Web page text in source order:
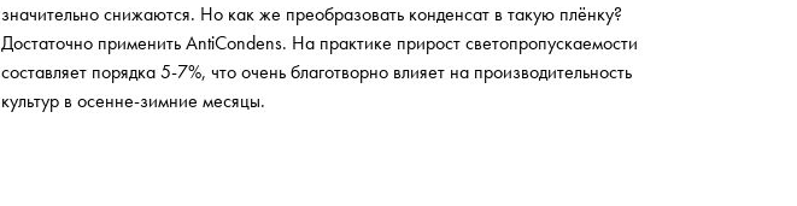
значительно снижаются. Но как же преобразовать конденсат в такую плёнку?
Достаточно применить AntiCondens. На практике прирост светопропускаемости
составляет порядка 5-7%, что очень благотворно влияет на производительность
культур в осенне-зимние месяцы.